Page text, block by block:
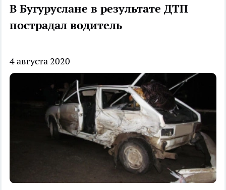
В Бугуруслане в результате ДТП
пострадал водитель
4 августа 2020